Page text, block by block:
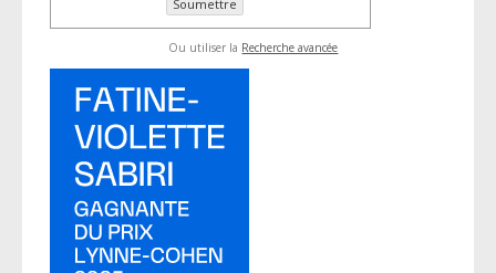
Ou utiliser la Recherche avancée